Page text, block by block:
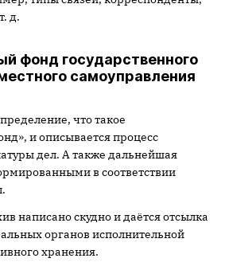
д.
фонд государственного
самоуправления
что такое
и описывается процесс
дел. А также дальнейшая
в соответствии
написано скудно и даётся отсылка
органов исполнительной
хранения.